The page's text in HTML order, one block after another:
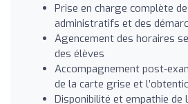
Prise en charge complète
administratifs et des
Agencement des horaires
des élèves
Accompagnement post-
de la carte grise et
Disponibilité et empathie de